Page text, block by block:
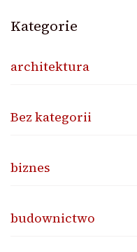
Kategorie
architektura
Bez kategorii
biznes
budownictwo